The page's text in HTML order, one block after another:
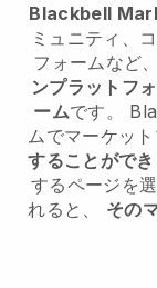
Blackbell
ミュニティ、
フォームなど、
ンプラットフ
ームです。
ムでマーケッ
することがで
するページを
れると、 その